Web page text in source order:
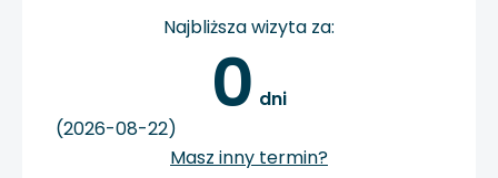
Najbliższa wizyta za:
0 dni
(2026-08-22)
Masz inny termin?